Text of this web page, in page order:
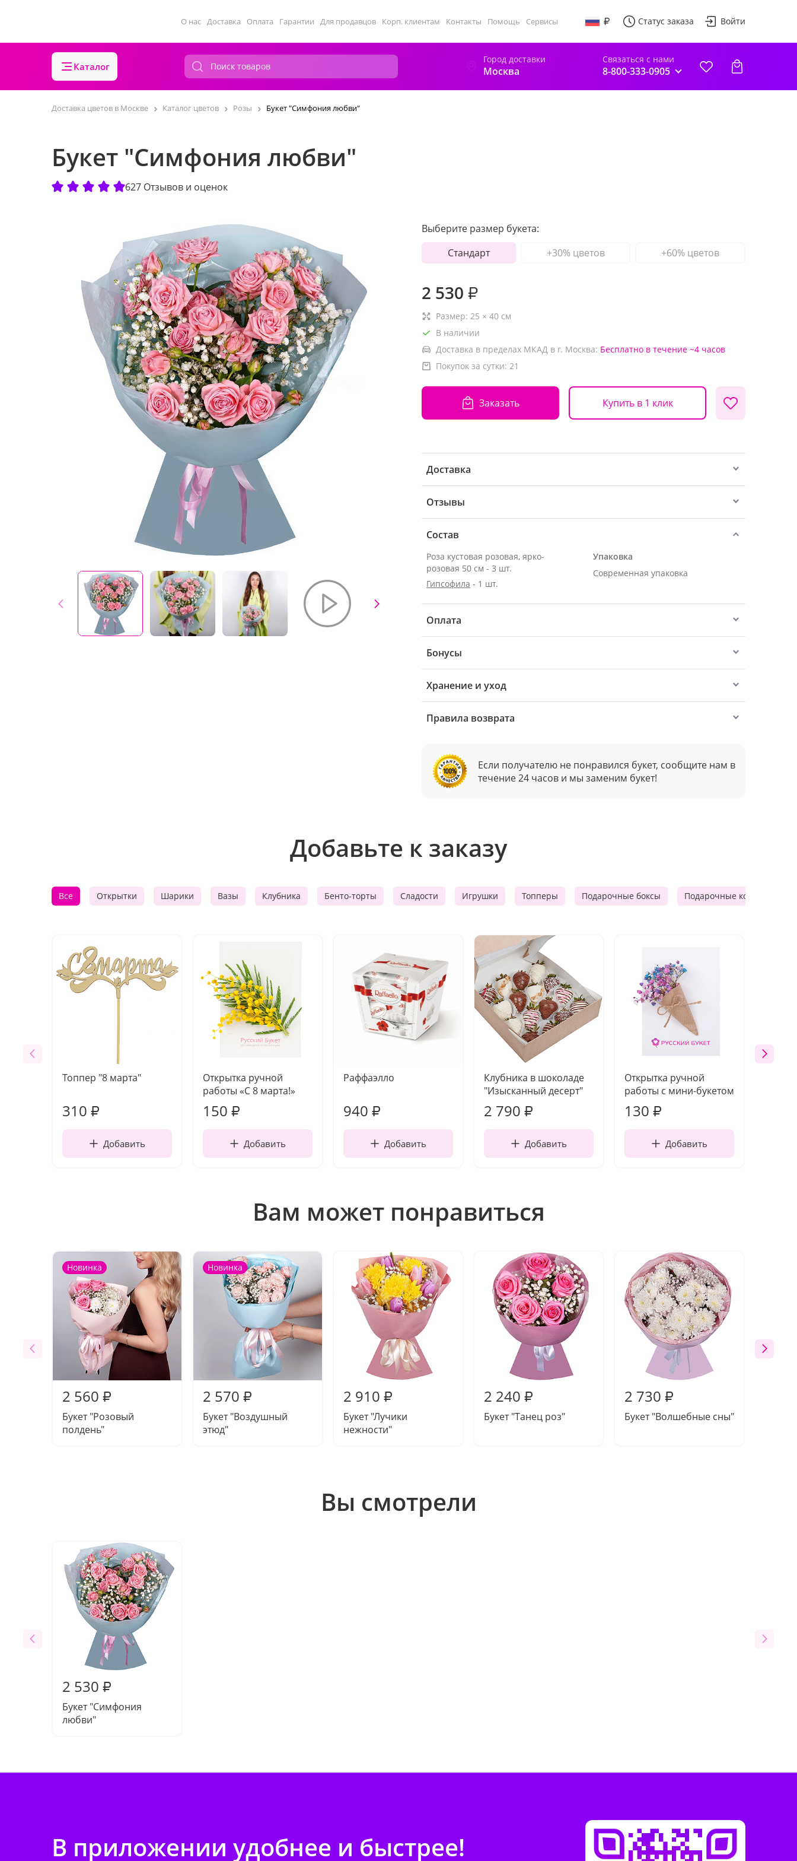
О нас Доставка Оплата Гарантии Для продавцов Корп. клиентам Контакты Помощь Сервисы Статус заказа Войти
Каталог
Город доставки
Москва
Связаться с нами
8-800-333-0905
Доставка цветов в Москве Каталог цветов Розы Букет "Симфония любви"
Букет "Симфония любви"
627 Отзывов и оценок
Выберите размер букета:
Стандарт
+30% цветов +60% цветов
2 530 ₽
Размер: 25 × 40 см
В наличии
Доставка в пределах МКАД в г. Москва: Бесплатно в течение ~4 часов
Покупок за сутки: 21
Заказать Купить в 1 клик
Доставка
Отзывы
Состав
Роза кустовая розовая, ярко-
розовая 50 см - 3 шт.
Гипсофила - 1 шт.
Упаковка
Современная упаковка
Оплата
Бонусы
Хранение и уход
Правила возврата
Если получателю не понравился букет, сообщите нам в
течение 24 часов и мы заменим букет!
Добавьте к заказу
Все Открытки Шарики Вазы Клубника Бенто-торты Сладости Игрушки Топперы Подарочные боксы Подарочные корзины
Топпер "8 марта"
310 ₽
Добавить
Открытка ручной
работы «С 8 марта!»
150 ₽
Добавить
Раффаэлло
940 ₽
Добавить
Клубника в шоколаде
"Изысканный десерт"
2 790 ₽
Добавить
Открытка ручной
работы с мини-букетом
130 ₽
Добавить
Вам может понравиться
Новинка
2 560 ₽
Букет "Розовый
полдень"
Новинка
2 570 ₽
Букет "Воздушный
этюд"
2 910 ₽
Букет "Лучики
нежности"
2 240 ₽
Букет "Танец роз"
2 730 ₽
Букет "Волшебные сны"
Вы смотрели
2 530 ₽
Букет "Симфония
любви"
В приложении удобнее и быстрее!